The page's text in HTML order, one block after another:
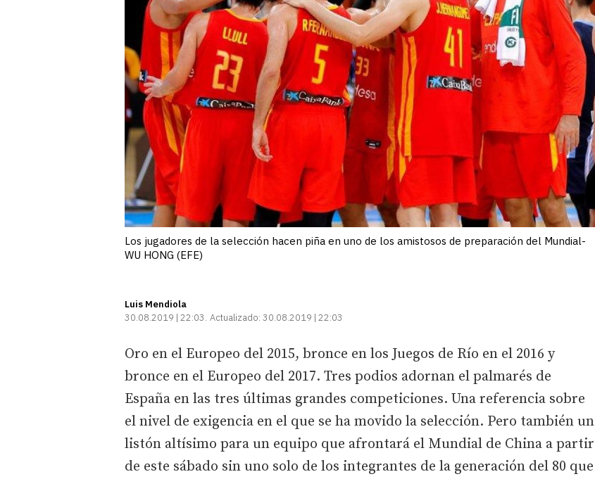
Los jugadores de la selección hacen piña en uno de los amistosos de preparación del Mundial-
WU HONG (EFE)
Luis Mendiola
30.08.2019 | 22:03 Actualizado: 30.08.2019 | 22:03
Oro en el Europeo del 2015, bronce en los Juegos de Río en el 2016 y
bronce en el Europeo del 2017. Tres podios adornan el palmarés de
España en las tres últimas grandes competiciones. Una referencia sobre
el nivel de exigencia en el que se ha movido la selección. Pero también un
listón altísimo para un equipo que afrontará el Mundial de China a partir
de este sábado sin uno solo de los integrantes de la generación del 80 que